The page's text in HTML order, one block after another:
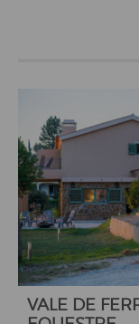
VALE DE